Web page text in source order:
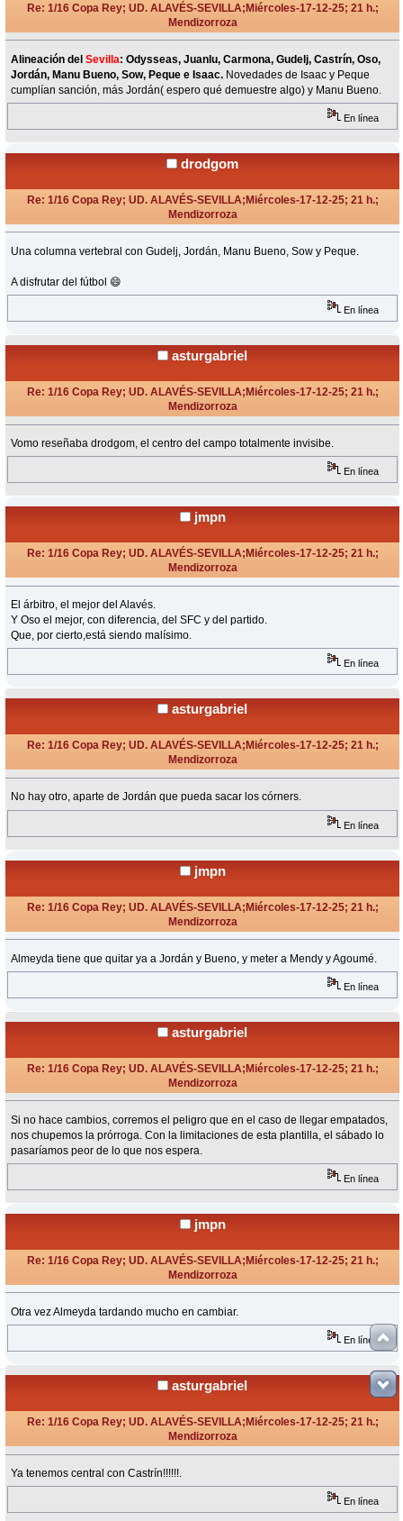
Re: 1/16 Copa Rey; UD. ALAVÉS-SEVILLA;Miércoles-17-12-25; 21 h.;
Mendizorroza
Alineación delSevilla: Odysseas, Juanlu, Carmona, Gudelj, Castrín, Oso,
Jordán, Manu Bueno, Sow, Peque e Isaac. Novedades de Isaac y Peque
cumplían sanción, más Jordán( espero qué demuestre algo) y Manu Bueno.
En línea
drodgom
Re: 1/16 Copa Rey; UD. ALAVÉS-SEVILLA;Miércoles-17-12-25; 21 h.;
Mendizorroza
Una columna vertebral con Gudelj, Jordán, Manu Bueno, Sow y Peque.
A disfrutar del fútbol 😄
En línea
asturgabriel
Re: 1/16 Copa Rey; UD. ALAVÉS-SEVILLA;Miércoles-17-12-25; 21 h.;
Mendizorroza
Vomo reseñaba drodgom, el centro del campo totalmente invisibe.
En línea
jmpn
Re: 1/16 Copa Rey; UD. ALAVÉS-SEVILLA;Miércoles-17-12-25; 21 h.;
Mendizorroza
El árbitro, el mejor del Alavés.
Y Oso el mejor, con diferencia, del SFC y del partido.
Que, por cierto,está siendo malísimo.
En línea
asturgabriel
Re: 1/16 Copa Rey; UD. ALAVÉS-SEVILLA;Miércoles-17-12-25; 21 h.;
Mendizorroza
No hay otro, aparte de Jordán que pueda sacar los córners.
En línea
jmpn
Re: 1/16 Copa Rey; UD. ALAVÉS-SEVILLA;Miércoles-17-12-25; 21 h.;
Mendizorroza
Almeyda tiene que quitar ya a Jordán y Bueno, y meter a Mendy y Agoumé.
En línea
asturgabriel
Re: 1/16 Copa Rey; UD. ALAVÉS-SEVILLA;Miércoles-17-12-25; 21 h.;
Mendizorroza
Si no hace cambios, corremos el peligro que en el caso de llegar empatados,
nos chupemos la prórroga. Con la limitaciones de esta plantilla, el sábado lo
pasaríamos peor de lo que nos espera.
En línea
jmpn
Re: 1/16 Copa Rey; UD. ALAVÉS-SEVILLA;Miércoles-17-12-25; 21 h.;
Mendizorroza
Otra vez Almeyda tardando mucho en cambiar.
En línea
asturgabriel
Re: 1/16 Copa Rey; UD. ALAVÉS-SEVILLA;Miércoles-17-12-25; 21 h.;
Mendizorroza
Ya tenemos central con Castrín!!!!!!.
En línea